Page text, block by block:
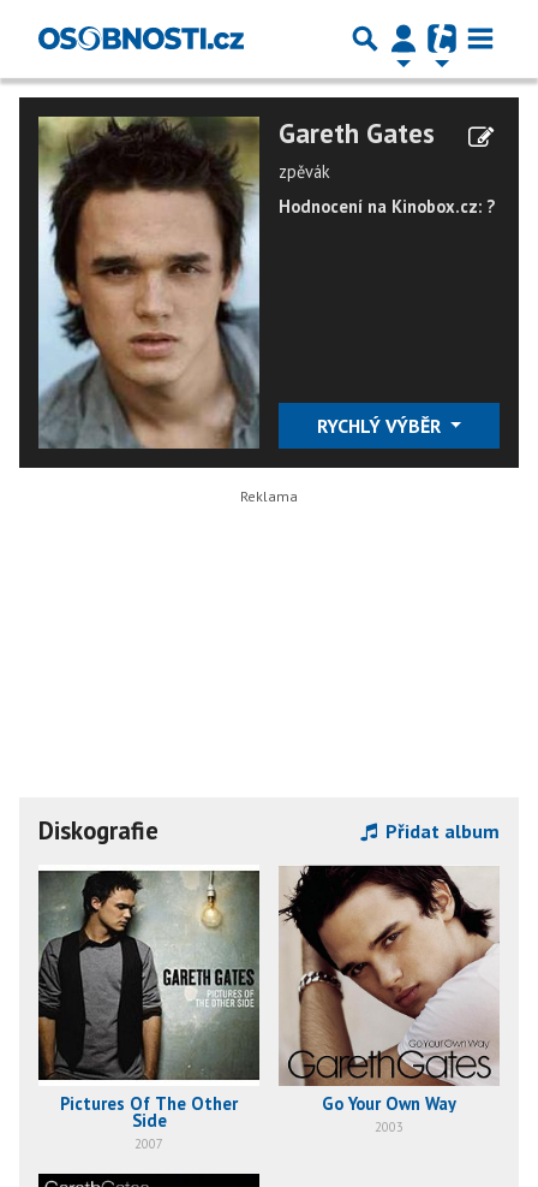
Gareth Gates
zpěvák
Hodnocení na Kinobox.cz: ?
RYCHLÝ VÝBĚR
Diskografie Přidat album
Pictures Of The Other
Side
2007
Go Your Own Way
2003